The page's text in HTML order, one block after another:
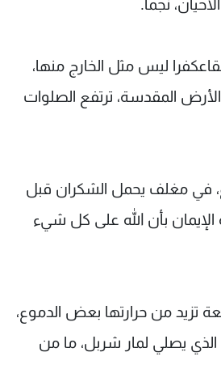
نجما.
ليس مثل الخارج منها،
المقدسة، ترتفع الصلوات
في مغلف يحمل الشكران قبل
الإيمان بأن الله على كل شيء
تزيد من حرارتها بعض الدموع،
الذي يصلي لمار شربل، ما من